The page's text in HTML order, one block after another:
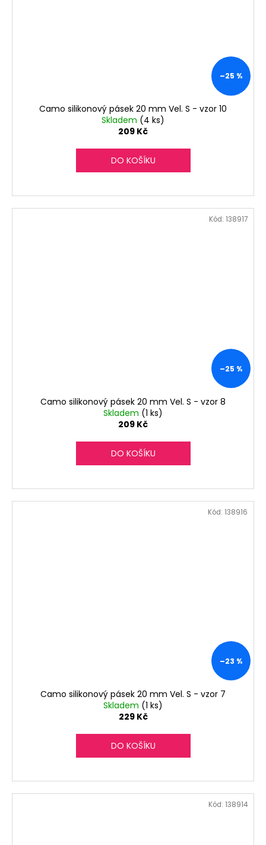
–25 %
Camo silikonový pásek 20 mm Vel. S - vzor 10
Skladem (4 ks)
209 Kč
DO KOŠÍKU
–25 %
Camo silikonový pásek 20 mm Vel. S - vzor 8
Skladem (1 ks)
209 Kč
DO KOŠÍKU
Kód: 138917
–23 %
Camo silikonový pásek 20 mm Vel. S - vzor 7
Skladem (1 ks)
229 Kč
DO KOŠÍKU
Kód: 138916
Kód: 138914